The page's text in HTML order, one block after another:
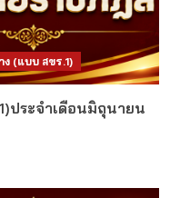
(แบบ สขร.1)
ประจำเดือนมิถุนายน